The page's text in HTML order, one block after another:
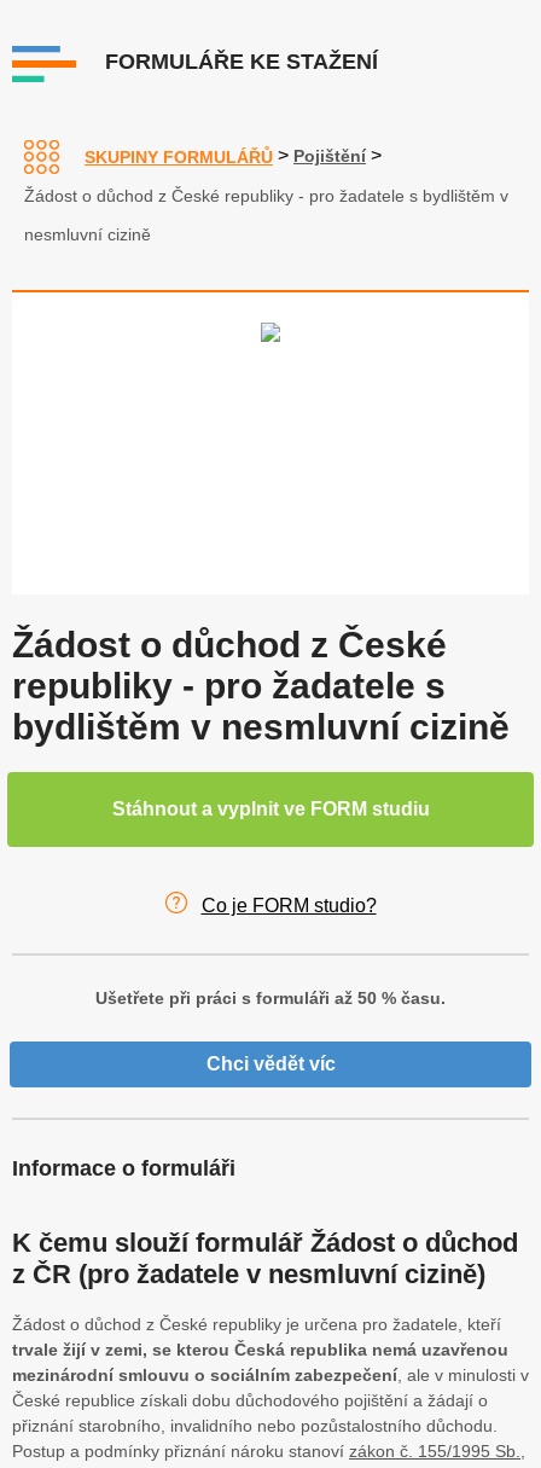
FORMULÁŘE KE STAŽENÍ
SKUPINY FORMULÁŘŮ > Pojištění >
Žádost o důchod z České republiky - pro žadatele s bydlištěm v
nesmluvní cizině
Žádost o důchod z České
republiky - pro žadatele s
bydlištěm v nesmluvní cizině
Stáhnout a vyplnit ve FORM studiu
Co je FORM studio?
Ušetřete při práci s formuláři až 50 % času.
Chci vědět víc
Informace o formuláři
K čemu slouží formulář Žádost o důchod
z ČR (pro žadatele v nesmluvní cizině)
Žádost o důchod z České republiky je určena pro žadatele, kteří
trvale žijí v zemi, se kterou Česká republika nemá uzavřenou
mezinárodní smlouvu o sociálním zabezpečení, ale v minulosti v
České republice získali dobu důchodového pojištění a žádají o
přiznání starobního, invalidního nebo pozůstalostního důchodu.
Postup a podmínky přiznání nároku stanoví zákon č. 155/1995 Sb.,